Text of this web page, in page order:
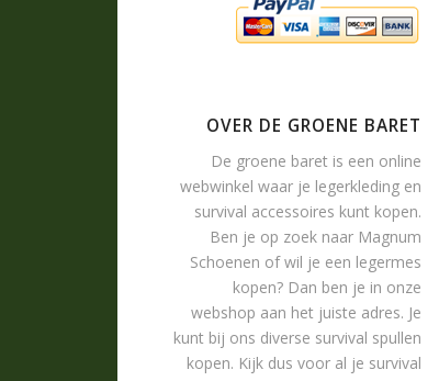
OVER DE GROENE BARET
De groene baret is een online
webwinkel waar je legerkleding en
survival accessoires kunt kopen.
Ben je op zoek naar Magnum
Schoenen of wil je een legermes
kopen? Dan ben je in onze
webshop aan het juiste adres. Je
kunt bij ons diverse survival spullen
kopen. Kijk dus voor al je survival